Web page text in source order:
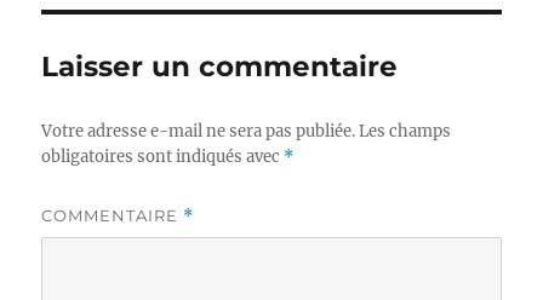
Laisser un commentaire
Votre adresse e-mail ne sera pas publiée. Les champs
obligatoires sont indiqués avec *
COMMENTAIRE *